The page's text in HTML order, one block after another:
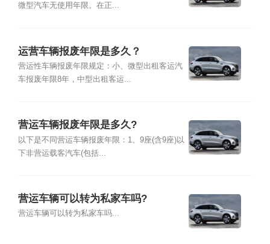
微型汽车无使用年限。在正...
运营车辆报废年限是多久？
营运性车辆报废年限规定：小、微型出租客运汽
车报废年限8年，中型出租客运...
营运车辆报废年限是多久?
以下是不同营运车辆报废年限：1、9座(含9座)以
下非营运载客汽车(包括...
营运车辆可以转为私家车吗?
营运车辆可以转为私家车吗...